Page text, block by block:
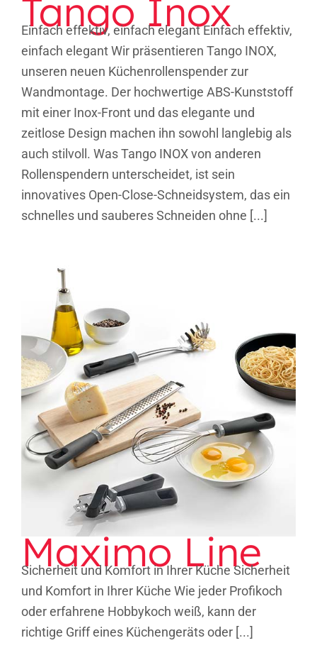
Tango Inox
Einfach effektiv, einfach elegant Einfach effektiv,
einfach elegant Wir präsentieren Tango INOX,
unseren neuen Küchenrollenspender zur
Wandmontage. Der hochwertige ABS-Kunststoff
mit einer Inox-Front und das elegante und
zeitlose Design machen ihn sowohl langlebig als
auch stilvoll. Was Tango INOX von anderen
Rollenspendern unterscheidet, ist sein
innovatives Open-Close-Schneidsystem, das ein
schnelles und sauberes Schneiden ohne [...]
Maximo Line
Maximo Line
Sicherheit und Komfort in Ihrer Küche Sicherheit
und Komfort in Ihrer Küche Wie jeder Profikoch
oder erfahrene Hobbykoch weiß, kann der
richtige Griff eines Küchengeräts oder [...]